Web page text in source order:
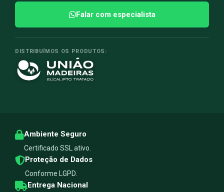
Falar com especialista
DISTRIBUÍMOS OS PRODUTOS:
Ambiente Seguro
Certificado SSL ativo.
Proteção de Dados
Conforme LGPD.
Entrega Nacional